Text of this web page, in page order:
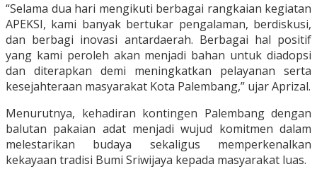
“Selama dua hari mengikuti berbagai rangkaian kegiatan
APEKSI, kami banyak bertukar pengalaman, berdiskusi,
dan berbagi inovasi antardaerah. Berbagai hal positif
yang kami peroleh akan menjadi bahan untuk diadopsi
dan diterapkan demi meningkatkan pelayanan serta
kesejahteraan masyarakat Kota Palembang,” ujar Aprizal.
Menurutnya, kehadiran kontingen Palembang dengan
balutan pakaian adat menjadi wujud komitmen dalam
melestarikan budaya sekaligus memperkenalkan
kekayaan tradisi Bumi Sriwijaya kepada masyarakat luas.